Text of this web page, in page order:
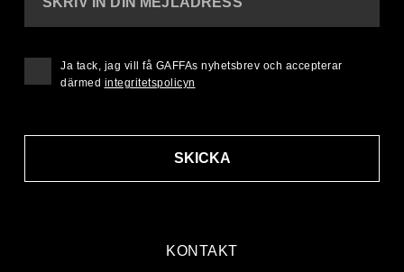
KONTAKT
SKICKA
Ja tack, jag vill få GAFFAs nyhetsbrev och accepterar
därmed integritetspolicyn